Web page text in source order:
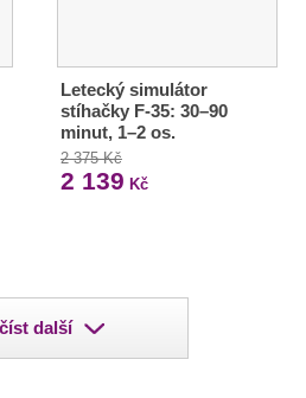
Letecký simulátor
stíhačky F-35: 30–90
minut, 1–2 os.
2 375 Kč
2 139 Kč
další